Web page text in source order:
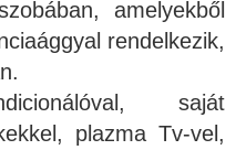
amelyekből
rendelkezik,
saját
plazma Tv-vel,